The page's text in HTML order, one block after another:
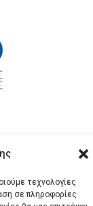
τεχνολογίες
σε πληροφορίες